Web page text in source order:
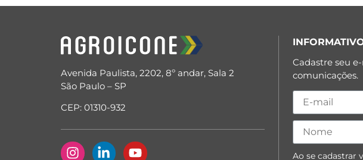
Avenida Paulista, 2202, 8º andar, Sala 2
São Paulo – SP
CEP: 01310-932
Cadastre seu
comunicações.
Ao se cadastrar